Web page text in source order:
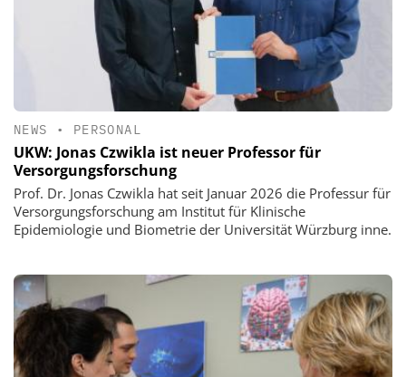
NEWS • PERSONAL
UKW: Jonas Czwikla ist neuer Professor für
Versorgungsforschung
Prof. Dr. Jonas Czwikla hat seit Januar 2026 die Professur für
Versorgungsforschung am Institut für Klinische
Epidemiologie und Biometrie der Universität Würzburg inne.